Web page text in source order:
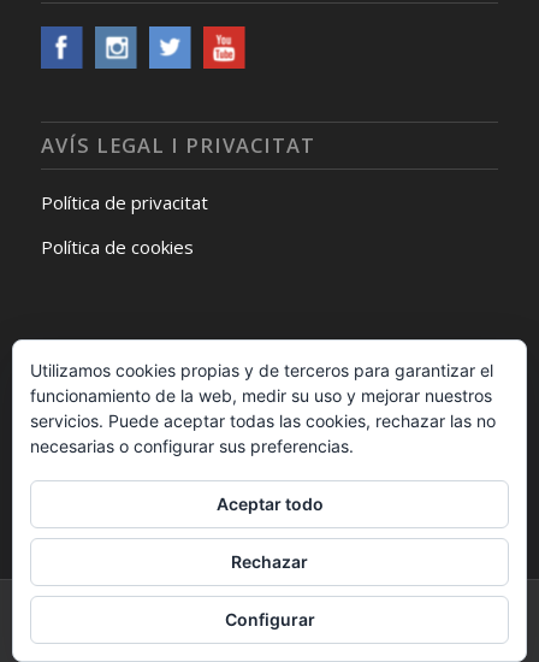
AVÍS LEGAL I PRIVACITAT
Política de privacitat
Política de cookies
SEGUEIX-NOS A FACEBOOK
ETCA. Escola de Teatre i Circ d'Amposta
Enfold WordPress Theme
Utilizamos cookies propias y de terceros para garantizar el
funcionamiento de la web, medir su uso y mejorar nuestros
servicios. Puede aceptar todas las cookies, rechazar las no
necesarias o configurar sus preferencias.
Aceptar todo
Rechazar
Configurar